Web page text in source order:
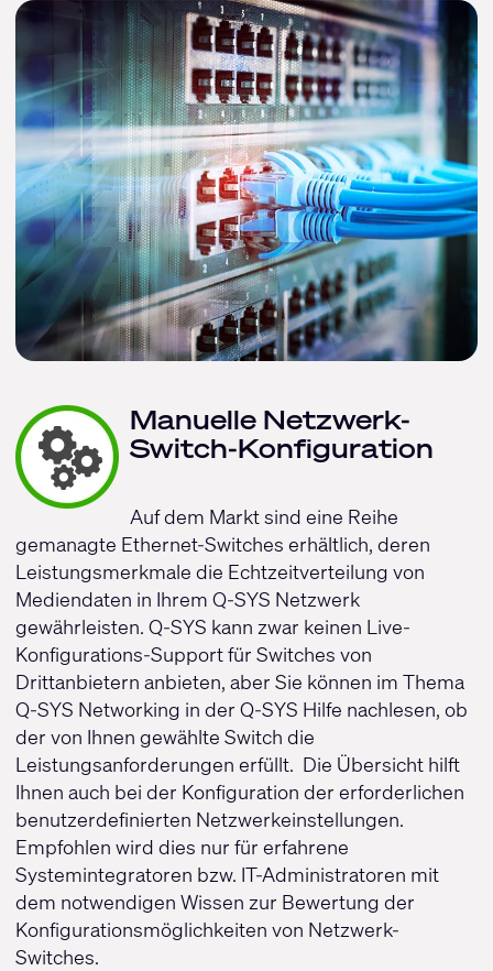
Manuelle Netzwerk-
Switch-Konfiguration
Auf dem Markt sind eine Reihe
gemanagte Ethernet-Switches erhältlich, deren
Leistungsmerkmale die Echtzeitverteilung von
Mediendaten in Ihrem Q-SYS Netzwerk
gewährleisten. Q-SYS kann zwar keinen Live-
Konfigurations-Support für Switches von
Drittanbietern anbieten, aber Sie können im Thema
Q-SYS Networking in der Q-SYS Hilfe nachlesen, ob
der von Ihnen gewählte Switch die
Leistungsanforderungen erfüllt. Die Übersicht hilft
Ihnen auch bei der Konfiguration der erforderlichen
benutzerdefinierten Netzwerkeinstellungen.
Empfohlen wird dies nur für erfahrene
Systemintegratoren bzw. IT-Administratoren mit
dem notwendigen Wissen zur Bewertung der
Konfigurationsmöglichkeiten von Netzwerk-
Switches.